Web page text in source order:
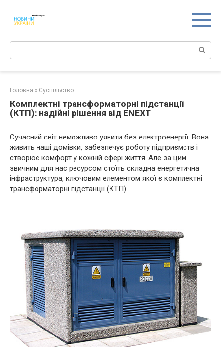
контенту
Поиск:
Головна » Суспільство
Комплектні трансформаторні підстанції
(КТП): надійні рішення від ENEXT
Сучасний світ неможливо уявити без електроенергії. Вона
живить наші домівки, забезпечує роботу підприємств і
створює комфорт у кожній сфері життя. Але за цим
звичним для нас ресурсом стоїть складна енергетична
інфраструктура, ключовим елементом якої є комплектні
трансформаторні підстанції (КТП).